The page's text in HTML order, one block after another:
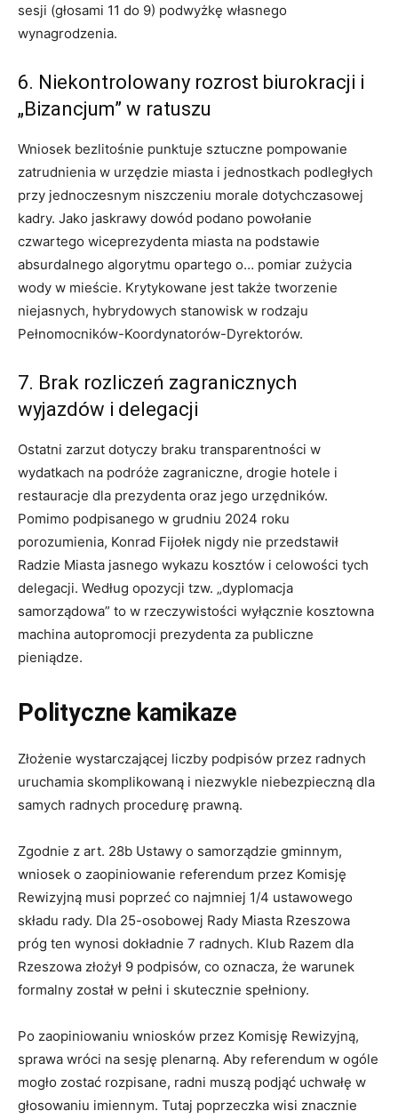
sesji (głosami 11 do 9) podwyżkę własnego
wynagrodzenia.
6. Niekontrolowany rozrost biurokracji i
„Bizancjum” w ratuszu
Wniosek bezlitośnie punktuje sztuczne pompowanie
zatrudnienia w urzędzie miasta i jednostkach podległych
przy jednoczesnym niszczeniu morale dotychczasowej
kadry. Jako jaskrawy dowód podano powołanie
czwartego wiceprezydenta miasta na podstawie
absurdalnego algorytmu opartego o… pomiar zużycia
wody w mieście. Krytykowane jest także tworzenie
niejasnych, hybrydowych stanowisk w rodzaju
Pełnomocników-Koordynatorów-Dyrektorów.
7. Brak rozliczeń zagranicznych
wyjazdów i delegacji
Ostatni zarzut dotyczy braku transparentności w
wydatkach na podróże zagraniczne, drogie hotele i
restauracje dla prezydenta oraz jego urzędników.
Pomimo podpisanego w grudniu 2024 roku
porozumienia, Konrad Fijołek nigdy nie przedstawił
Radzie Miasta jasnego wykazu kosztów i celowości tych
delegacji. Według opozycji tzw. „dyplomacja
samorządowa” to w rzeczywistości wyłącznie kosztowna
machina autopromocji prezydenta za publiczne
pieniądze.
Polityczne kamikaze
Złożenie wystarczającej liczby podpisów przez radnych
uruchamia skomplikowaną i niezwykle niebezpieczną dla
samych radnych procedurę prawną.
Zgodnie z art. 28b Ustawy o samorządzie gminnym,
wniosek o zaopiniowanie referendum przez Komisję
Rewizyjną musi poprzeć co najmniej 1/4 ustawowego
składu rady. Dla 25-osobowej Rady Miasta Rzeszowa
próg ten wynosi dokładnie 7 radnych. Klub Razem dla
Rzeszowa złożył 9 podpisów, co oznacza, że warunek
formalny został w pełni i skutecznie spełniony.
Po zaopiniowaniu wniosków przez Komisję Rewizyjną,
sprawa wróci na sesję plenarną. Aby referendum w ogóle
mogło zostać rozpisane, radni muszą podjąć uchwałę w
głosowaniu imiennym. Tutaj poprzeczka wisi znacznie